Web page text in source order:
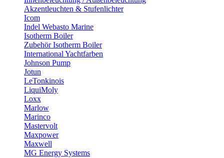
Akzentleuchten & Stufenlichter
Icom
Indel Webasto Marine
Isotherm Boiler
Zubehör Isotherm Boiler
International Yachtfarben
Johnson Pump
Jotun
LeTonkinois
LiquiMoly
Loxx
Marlow
Marinco
Mastervolt
Maxpower
Maxwell
MG Energy Systems